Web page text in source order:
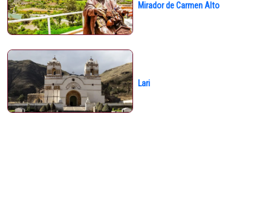
Mirador de Carmen Alto
Lari